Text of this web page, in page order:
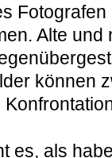
Alte
können
es, als